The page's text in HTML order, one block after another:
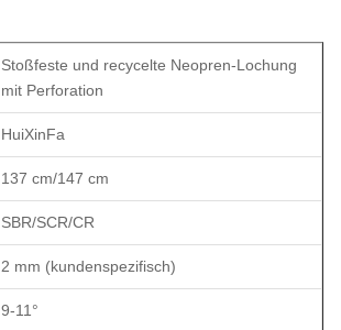
Stoßfeste und recycelte Neopren-Lochung
mit Perforation
HuiXinFa
137 cm/147 cm
SBR/SCR/CR
2 mm (kundenspezifisch)
9-11°